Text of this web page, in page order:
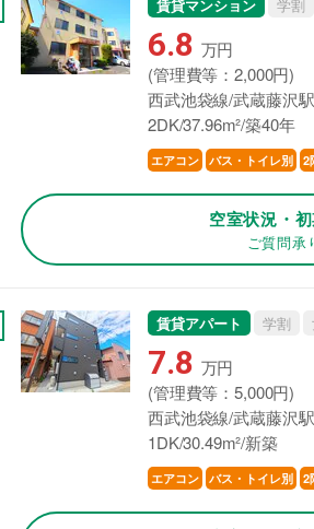
賃貸マンション 学割
6.8 万円
(管理費等：2,000円)
西武池袋線/武蔵藤沢
2DK/37.96m²/築40年
エアコン バス・トイレ別 2
空室状況・
ご質問承
賃貸アパート 学割
7.8 万円
(管理費等：5,000円)
西武池袋線/武蔵藤沢
1DK/30.49m²/新築
エアコン バス・トイレ別 2